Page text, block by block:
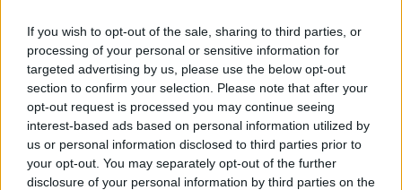
If you wish to opt-out of the sale, sharing to third parties, or
processing of your personal or sensitive information for
targeted advertising by us, please use the below opt-out
section to confirm your selection. Please note that after your
opt-out request is processed you may continue seeing
interest-based ads based on personal information utilized by
us or personal information disclosed to third parties prior to
your opt-out. You may separately opt-out of the further
disclosure of your personal information by third parties on the
Για τη διερεύνηση της υπόθεσης,
προηγήθηκε κατάλληλη αξιοποίηση
πληροφοριακών στοιχείων, από την
περαιτέρω ανάλυση των οποίων κατέστη
δυνατός ο εντοπισμός του κατηγορούμενου
απόαστυνομικούςτις πρωινές ώρες της
Τρίτης 17 Δεκεμβρίου.